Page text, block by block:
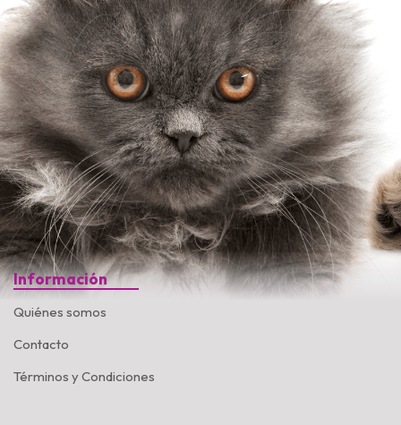
Información
Quiénes somos
Contacto
Términos y Condiciones